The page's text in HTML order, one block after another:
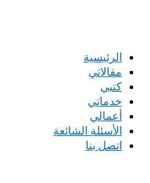
الرئيسية
مقالاتي
كتبي
خدماتي
أعمالي
الأسئلة الشائعة
اتصل بنا